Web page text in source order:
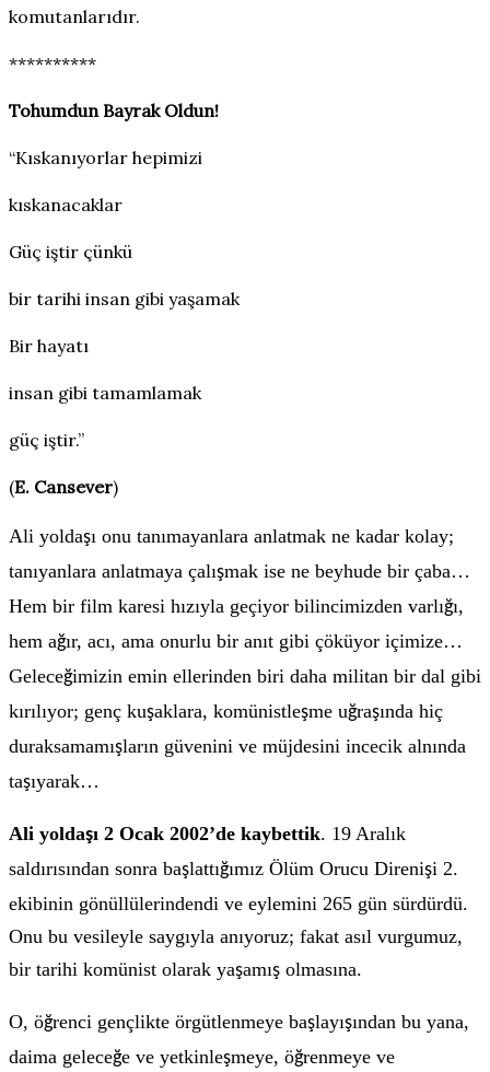
komutanlarıdır.
**********
Tohumdun Bayrak Oldun!
“Kıskanıyorlar hepimizi
kıskanacaklar
Güç iştir çünkü
bir tarihi insan gibi yaşamak
Bir hayatı
insan gibi tamamlamak
güç iştir.”
(E. Cansever)
Ali yoldaşı onu tanımayanlara anlatmak ne kadar kolay;
tanıyanlara anlatmaya çalışmak ise ne beyhude bir çaba…
Hem bir film karesi hızıyla geçiyor bilincimizden varlığı,
hem ağır, acı, ama onurlu bir anıt gibi çöküyor içimize…
Geleceğimizin emin ellerinden biri daha militan bir dal gibi
kırılıyor; genç kuşaklara, komünistleşme uğraşında hiç
duraksamamışların güvenini ve müjdesini incecik alnında
taşıyarak…
Ali yoldaşı 2 Ocak 2002’de kaybettik. 19 Aralık
saldırısından sonra başlattığımız Ölüm Orucu Direnişi 2.
ekibinin gönüllülerindendi ve eylemini 265 gün sürdürdü.
Onu bu vesileyle saygıyla anıyoruz; fakat asıl vurgumuz,
bir tarihi komünist olarak yaşamış olmasına.
O, öğrenci gençlikte örgütlenmeye başlayışından bu yana,
daima geleceğe ve yetkinleşmeye, öğrenmeye ve